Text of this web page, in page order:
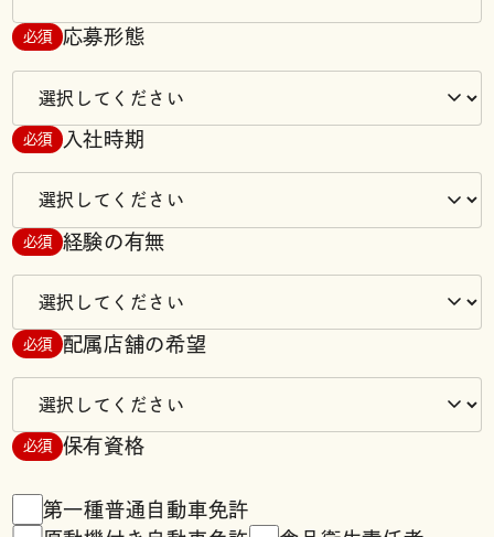
必須 応募形態
必須 入社時期
必須 経験の有無
必須 配属店舗の希望
必須 保有資格
第一種普通自動車免許